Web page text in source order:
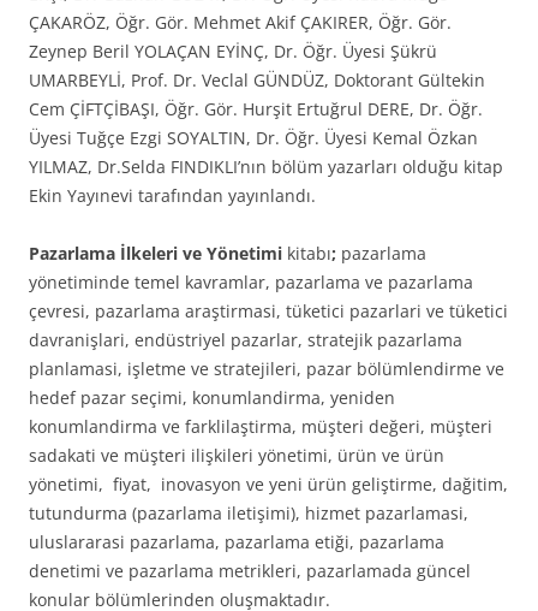
ÇAKARÖZ, Öğr. Gör. Mehmet Akif ÇAKIRER, Öğr. Gör.
Zeynep Beril YOLAÇAN EYİNÇ, Dr. Öğr. Üyesi Şükrü
UMARBEYLİ, Prof. Dr. Veclal GÜNDÜZ, Doktorant Gültekin
Cem ÇİFTÇİBAŞI, Öğr. Gör. Hurşit Ertuğrul DERE, Dr. Öğr.
Üyesi Tuğçe Ezgi SOYALTIN, Dr. Öğr. Üyesi Kemal Özkan
YILMAZ, Dr.Selda FINDIKLI’nın bölüm yazarları olduğu kitap
Ekin Yayınevi tarafından yayınlandı.
Pazarlama İlkeleri ve Yönetimi kitabı; pazarlama
yönetiminde temel kavramlar, pazarlama ve pazarlama
çevresi, pazarlama araştirmasi, tüketici pazarlari ve tüketici
davranişlari, endüstriyel pazarlar, stratejik pazarlama
planlamasi, işletme ve stratejileri, pazar bölümlendirme ve
hedef pazar seçimi, konumlandirma, yeniden
konumlandirma ve farklilaştirma, müşteri değeri, müşteri
sadakati ve müşteri ilişkileri yönetimi, ürün ve ürün
yönetimi, fiyat, inovasyon ve yeni ürün geliştirme, dağitim,
tutundurma (pazarlama iletişimi), hizmet pazarlamasi,
uluslararasi pazarlama, pazarlama etiği, pazarlama
denetimi ve pazarlama metrikleri, pazarlamada güncel
konular bölümlerinden oluşmaktadır.